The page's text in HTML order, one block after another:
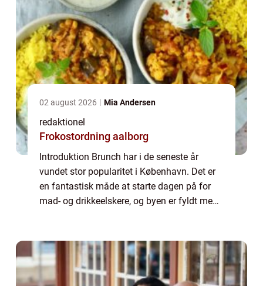
02 august 2026 Mia Andersen
redaktionel
Frokostordning aalborg
Introduktion Brunch har i de seneste år
vundet stor popularitet i København. Det er
en fantastisk måde at starte dagen på for
mad- og drikkeelskere, og byen er fyldt med